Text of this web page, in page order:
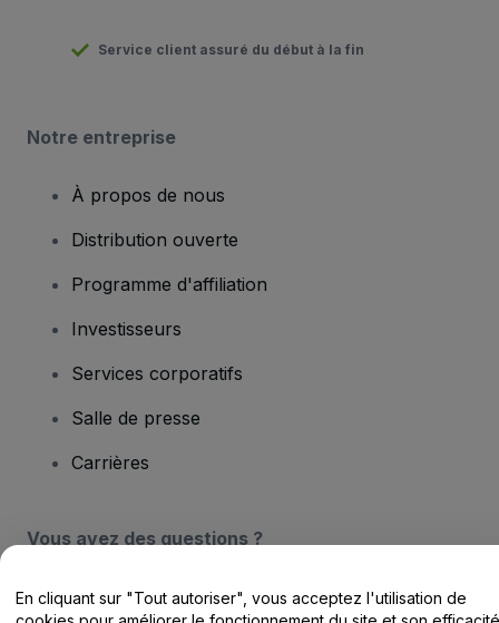
Service client assuré du début à la fin
Notre entreprise
À propos de nous
Distribution ouverte
Programme d'affiliation
Investisseurs
Services corporatifs
Salle de presse
Carrières
Vous avez des questions ?
Centre d'assistance / Nous contacter
En cliquant sur "Tout autoriser", vous acceptez l'utilisation de